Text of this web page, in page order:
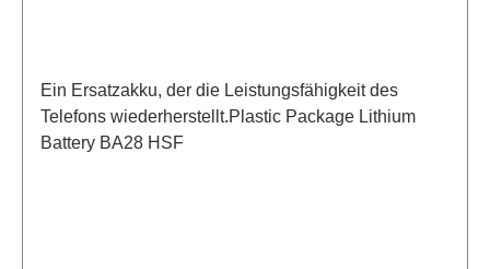
Ein Ersatzakku, der die Leistungsfähigkeit des
Telefons wiederherstellt.Plastic Package Lithium
Battery BA28 HSF